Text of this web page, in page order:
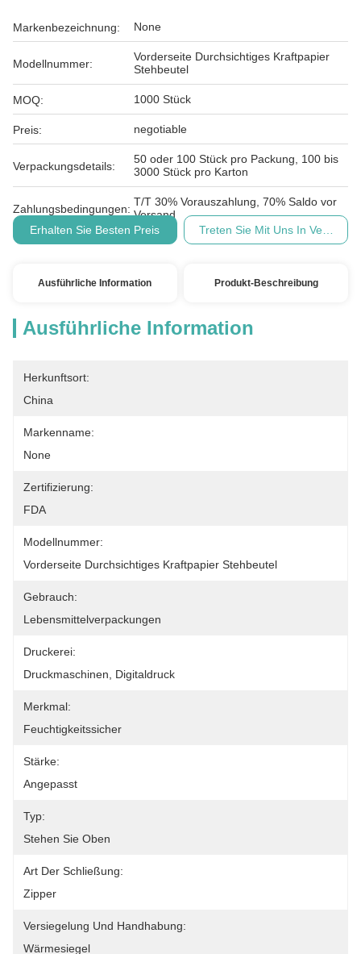
Markenbezeichnung: None
Modellnummer:
Vorderseite Durchsichtiges Kraftpapier
Stehbeutel
MOQ: 1000 Stück
Preis: negotiable
Verpackungsdetails:
50 oder 100 Stück pro Packung, 100 bis
3000 Stück pro Karton
Zahlungsbedingungen:
T/T 30% Vorauszahlung, 70% Saldo vor
Versand
Erhalten Sie Besten Preis
Treten Sie Mit Uns In
Ausführliche Information Produkt-Beschreibung
Ausführliche Information
Herkunftsort:
China
Markenname:
None
Zertifizierung:
FDA
Modellnummer:
Vorderseite Durchsichtiges Kraftpapier Stehbeutel
Gebrauch:
Lebensmittelverpackungen
Druckerei:
Druckmaschinen, Digitaldruck
Merkmal:
Feuchtigkeitssicher
Stärke:
Angepasst
Typ:
Stehen Sie Oben
Art Der Schließung:
Zipper
Versiegelung Und Handhabung:
Wärmesiegel